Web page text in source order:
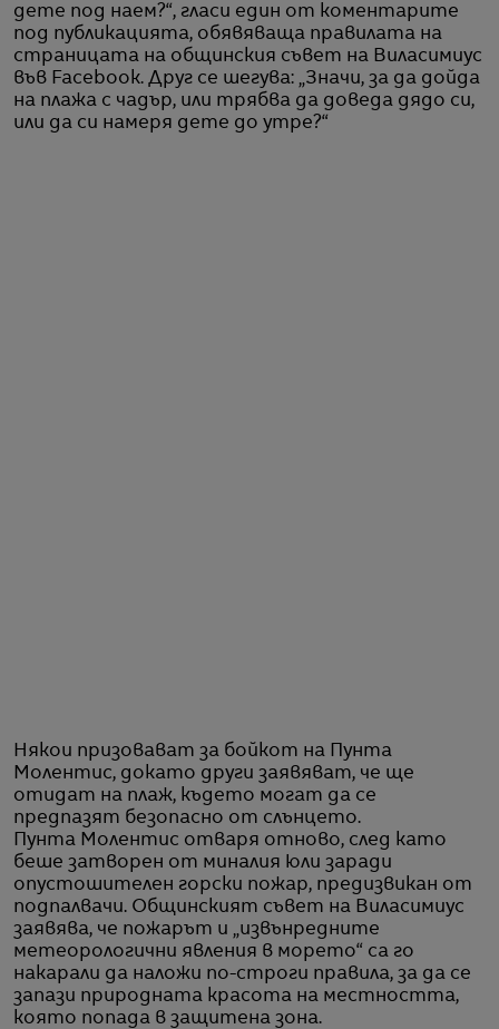
дете под наем?“, гласи един от коментарите
под публикацията, обявяваща правилата на
страницата на общинския съвет на Виласимиус
във Facebook. Друг се шегува: „Значи, за да дойда
на плажа с чадър, или трябва да доведа дядо си,
или да си намеря дете до утре?“
Някои призовават за бойкот на Пунта
Молентис, докато други заявяват, че ще
отидат на плаж, където могат да се
предпазят безопасно от слънцето.
Пунта Молентис отваря отново, след като
беше затворен от миналия юли заради
опустошителен горски пожар, предизвикан от
подпалвачи. Общинският съвет на Виласимиус
заявява, че пожарът и „извънредните
метеорологични явления в морето“ са го
накарали да наложи по-строги правила, за да се
запази природната красота на местността,
която попада в защитена зона.